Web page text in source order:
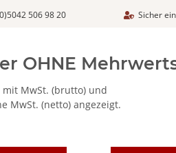
506 98 20 Sicher
CAFFÈ MAJESTIC / DICAF
OHNE
MwSt. (brutto) und
MwSt. (netto) angezeigt.